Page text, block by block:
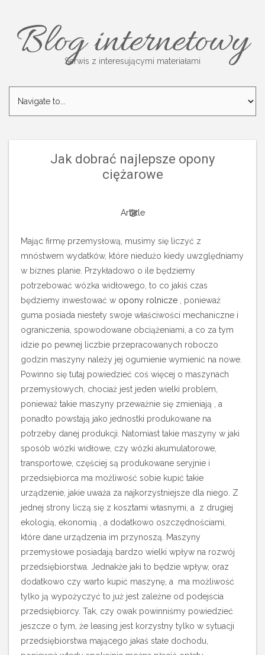
Blog internetowy
Serwis z interesującymi materiałami
Jak dobrać najlepsze opony
ciężarowe
Article
Mając firmę przemysłową, musimy się liczyć z
mnóstwem wydatków, które niedużo kiedy uwzględniamy
w biznes planie. Przykładowo o ile będziemy
potrzebować wózka widłowego, to co jakiś czas
będziemy inwestować w opony rolnicze , ponieważ
guma posiada niestety swoje właściwości mechaniczne i
ograniczenia, spowodowane obciążeniami, a co za tym
idzie po pewnej liczbie przepracowanych roboczo
godzin maszyny należy jej ogumienie wymienić na nowe.
Powinno się tutaj powiedzieć coś więcej o maszynach
przemysłowych, chociaż jest jeden wielki problem,
ponieważ takie maszyny przeważnie się zmieniają , a
ponadto powstają jako jednostki produkowane na
potrzeby danej produkcji. Natomiast takie maszyny w jaki
sposób wózki widłowe, czy wózki akumulatorowe,
transportowe, częściej są produkowane seryjnie i
przedsiębiorca ma możliwość sobie kupić takie
urządzenie, jakie uważa za najkorzystniejsze dla niego. Z
jednej strony liczą się z kosztami własnymi, a z drugiej
ekologią, ekonomią , a dodatkowo oszczędnościami,
które dane urządzenia im przynoszą. Maszyny
przemysłowe posiadają bardzo wielki wpływ na rozwój
przedsiębiorstwa. Jednakże jaki to będzie wpływ, oraz
dodatkowo czy warto kupić maszynę, a ma możliwość
tylko ją wypożyczyć to już jest zależne od podejścia
przedsiębiorcy. Tak, czy owak powinniśmy powiedzieć
jeszcze o tym, że leasing jest korzystny tylko w sytuacji
przedsiębiorstwa mającego jakaś stałe dochodu,